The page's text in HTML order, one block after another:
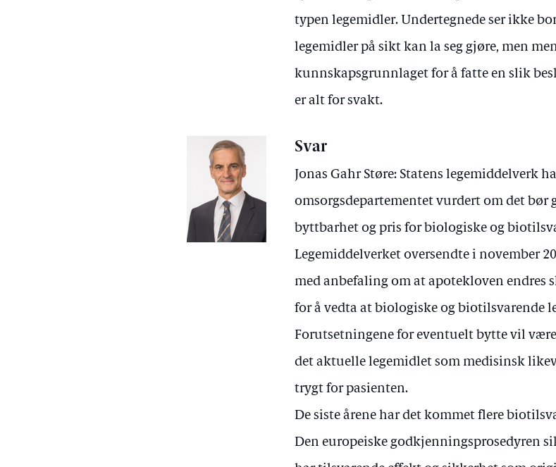
typen legemidler. Undertegnede ser ikke
legemidler på sikt kan la seg gjøre, men
kunnskapsgrunnlaget for å fatte en slik
er alt for svakt.
Svar
Jonas Gahr Støre: Statens legemiddelverk
omsorgsdepartementet vurdert om det bør
byttbarhet og pris for biologiske og
Legemiddelverket oversendte i november
med anbefaling om at apotekloven endres
for å vedta at biologiske og biotilsvarende
Forutsetningene for eventuelt bytte vil
det aktuelle legemidlet som medisinsk
trygt for pasienten.
De siste årene har det kommet flere
Den europeiske godkjenningsprosedyren